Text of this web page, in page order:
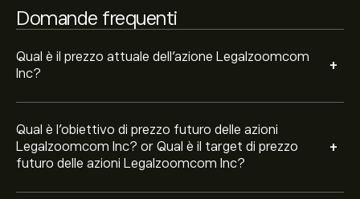
Domande frequenti
Qual è il prezzo attuale dell'azione Legalzoomcom
Inc?
+
Qual è l'obiettivo di prezzo futuro delle azioni
Legalzoomcom Inc? or Qual è il target di prezzo
futuro delle azioni Legalzoomcom Inc?
+
negli ultimi 3 mesi, il consenso generale è Acquisto
Moderato.